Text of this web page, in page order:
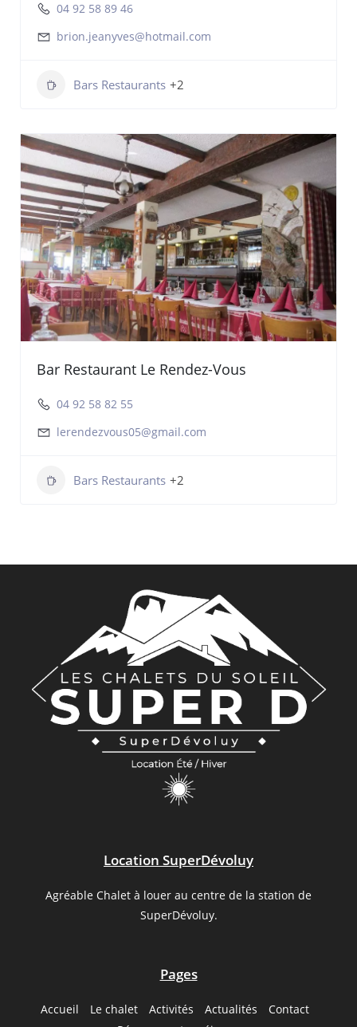
04 92 58 89 46
brion.jeanyves@hotmail.com
Bars Restaurants +2
Bar Restaurant Le Rendez-Vous
04 92 58 82 55
lerendezvous05@gmail.com
Bars Restaurants +2
Location SuperDévoluy
Agréable Chalet à louer au centre de la station de
SuperDévoluy.
Pages
Accueil Le chalet Activités Actualités
Contact